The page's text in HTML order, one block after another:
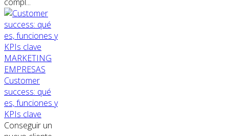
MARKETING
EMPRESAS
Customer
success: qué
es, funciones y
KPIs clave
Conseguir un